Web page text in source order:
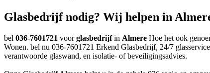
Glasbedrijf nodig? Wij helpen in
bel 036-7601721 voorglasbedrijfin Almere Hoe het ook
Wonen. bel nu 036-7601721 Erkend Glasbedrijf, 24/7
verantwoorde glaswand, en isolatie- of beveiligingsadvies.